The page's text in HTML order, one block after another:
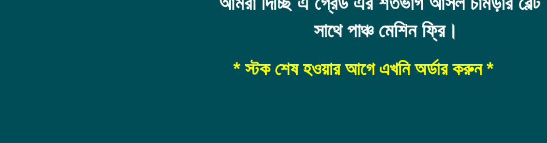
সাথে পাঞ্চ মেশিন ফ্রি।
* স্টক শেষ হওয়ার আগে এখনি অর্ডার করুন *